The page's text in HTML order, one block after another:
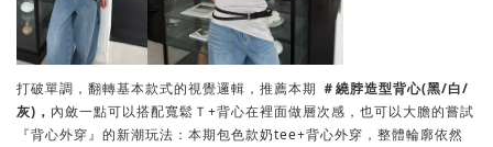
打破單調，翻轉基本款式的視覺邏輯，推薦本期 ＃繞脖造型背心(黑/白/
灰)， 內斂一點可以搭配寬鬆Ｔ+背心在裡面做層次感，也可以大膽的嘗試
『背心外穿』的新潮玩法：本期包色款奶tee+背心外穿，整體輪廓依然